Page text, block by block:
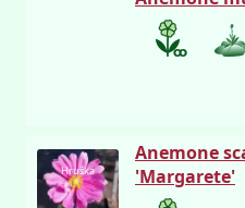
Hruška
Anemone
'Margarete'